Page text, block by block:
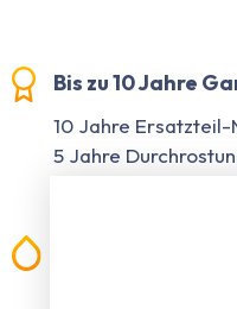
Bis zu 10 Jahre
10 Jahre
5 Jahre